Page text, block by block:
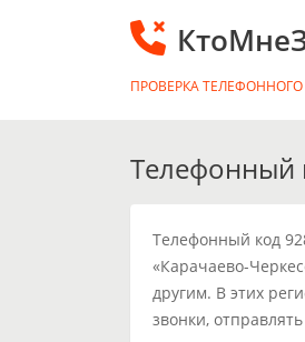
ПРОВЕРКА
Телефонный
Телефонный код
«Карачаево-
другим. В этих
звонки,